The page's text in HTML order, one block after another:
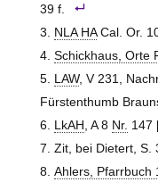
39 f.
NLA HACal. Or.
Schickhaus, Orte
LAW, V 231,
Fürstenthumb
LkAH , A 8 Nr. 147
Zit, bei Dietert, S.
Ahlers, Pfarrbuch